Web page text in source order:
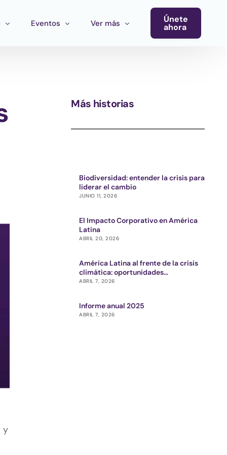
Eventos Ver más Únete
ahora
y
Más historias
Biodiversidad: entender la crisis para
liderar el cambio
JUNIO 11, 2026
El Impacto Corporativo en América
Latina
ABRIL 20, 2026
América Latina al frente de la crisis
climática: oportunidades
estratégicas para el ecosistema de
ABRIL 7, 2026
Informe anual 2025
ABRIL 7, 2026